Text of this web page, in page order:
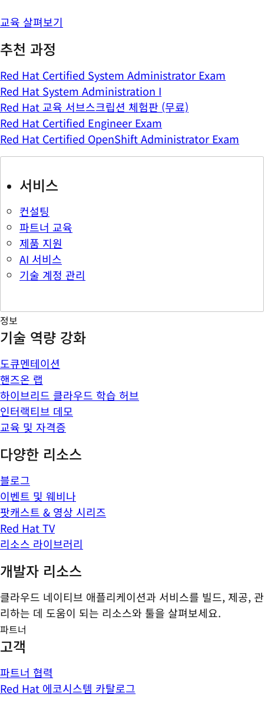
교육 살펴보기
추천 과정
Red Hat Certified System Administrator Exam
Red Hat System Administration I
Red Hat 교육 서브스크립션 체험판 (무료)
Red Hat Certified Engineer Exam
Red Hat Certified OpenShift Administrator Exam
서비스
컨설팅
파트너 교육
제품 지원
AI 서비스
기술 계정 관리
정보
기술 역량 강화
도큐멘테이션
핸즈온 랩
하이브리드 클라우드 학습 허브
인터랙티브 데모
교육 및 자격증
다양한 리소스
블로그
이벤트 및 웨비나
팟캐스트 & 영상 시리즈
Red Hat TV
리소스 라이브러리
개발자 리소스
클라우드 네이티브 애플리케이션과 서비스를 빌드, 제공, 관
리하는 데 도움이 되는 리소스와 툴을 살펴보세요.
파트너
고객
파트너 협력
Red Hat 에코시스템 카탈로그